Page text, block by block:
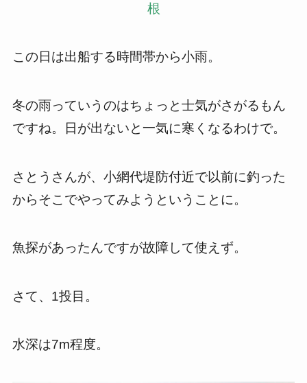
根
この日は出船する時間帯から小雨。
冬の雨っていうのはちょっと士気がさがるもん
ですね。日が出ないと一気に寒くなるわけで。
さとうさんが、小網代堤防付近で以前に釣った
からそこでやってみようということに。
魚探があったんですが故障して使えず。
さて、1投目。
水深は7m程度。